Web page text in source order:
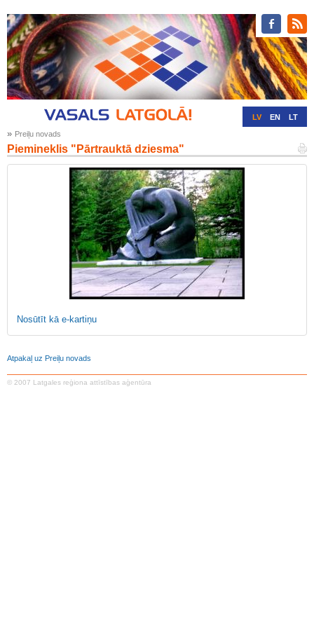
LV EN LT
» Preiļu novads
Piemineklis "Pārtrauktā dziesma"
Nosūtīt kā e-kartiņu
Atpakaļ uz Preiļu novads
© 2007 Latgales reģiona attīstības aģentūra